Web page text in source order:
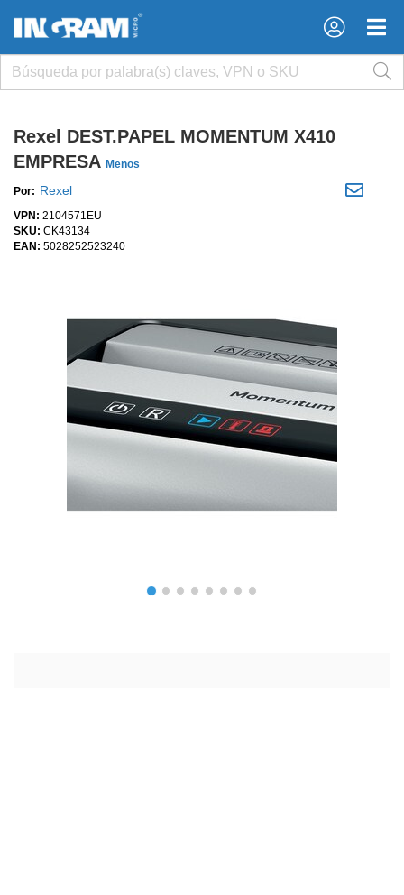
×
×
Rexel DEST.PAPEL MOMENTUM X410
EMPRESA Menos
Por: Rexel
VPN: 2104571EU
SKU: CK43134
EAN: 5028252523240